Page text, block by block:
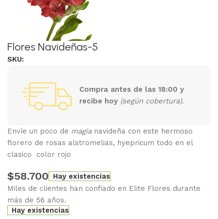
Flores Navideñas-5
SKU:
Compra antes de las 18:00 y
recibe hoy (según cobertura).
Envíe un poco de magianavideña con este hermoso
florero de rosas alstromelias, hyepricum todo en el
clasico color rojo
$58.700
Hay existencias
Miles de clientes han confiado en Elite Flores durante
más de 56 años.
Hay existencias